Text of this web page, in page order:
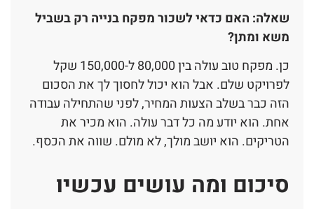
שאלה: האם כדאי לשכור מפקח בנייה רק בשביל
משא ומתן?
כן. מפקח טוב עולה בין 80,000 ל-150,000 שקל
לפרויקט שלם. אבל הוא יכול לחסוך לך את הסכום
הזה כבר בשלב הצעות המחיר, לפני שהתחילה עבודה
אחת. הוא יודע מה כל דבר עולה. הוא מכיר את
הטריקים. הוא יושב מולך, לא מולם. שווה את הכסף.
סיכום ומה עושים עכשיו